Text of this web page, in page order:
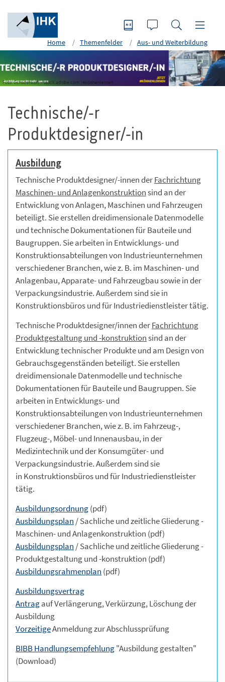
Home Themenfelder Aus- und Weiterbildung
Foto: Gorodenkoff – stock.adobe.com | #könnenlernen
Technische/-r
Produktdesigner/-in
Ausbildung
Technische Produktdesigner/-innen derFachrichtung
Maschinen- und Anlagenkonstruktionsind an der
Entwicklung von Anlagen, Maschinen und Fahrzeugen
beteiligt. Sie erstellen dreidimensionale Datenmodelle
und technische Dokumentationen für Bauteile und
Baugruppen. Sie arbeiten in Entwicklungs- und
Konstruktionsabteilungen von Industrieunternehmen
verschiedener Branchen, wie z. B. im Maschinen- und
Anlagenbau, Apparate- und Fahrzeugbau sowie in der
Verpackungsindustrie. Außerdem sind sie in
Konstruktionsbüros und für Industriedienstleister tätig.
Technische Produktdesigner/innen derFachrichtung
Produktgestaltung und -konstruktionsind an der
Entwicklung technischer Produkte und am Design von
Gebrauchsgegenständen beteiligt. Sie erstellen
dreidimensionale Datenmodelle und technische
Dokumentationen für Bauteile und Baugruppen. Sie
arbeiten in Entwicklungs- und
Konstruktionsabteilungen von Industrieunternehmen
verschiedener Branchen, wie z. B. im Fahrzeug-,
Flugzeug-, Möbel- und Innenausbau, in der
Medizintechnik und der Konsumgüter- und
Verpackungsindustrie. Außerdem sind sie
in Konstruktionsbüros und für Industriedienstleister
tätig.
Ausbildungsordnung(pdf)
Ausbildungsplan / Sachliche und zeitliche Gliederung -
Maschinen- und Anlagenkonstruktion (pdf)
Ausbildungsplan / Sachliche und zeitliche Gliederung -
Produktgestaltung und -konstruktion (pdf)
Ausbildungsrahmenplan (pdf)
Ausbildungsvertrag
Antragauf Verlängerung, Verkürzung, Löschung der
Ausbildung
VorzeitigeAnmeldung zur Abschlussprüfung
BIBB Handlungsempfehlung"Ausbildung gestalten"
(Download)